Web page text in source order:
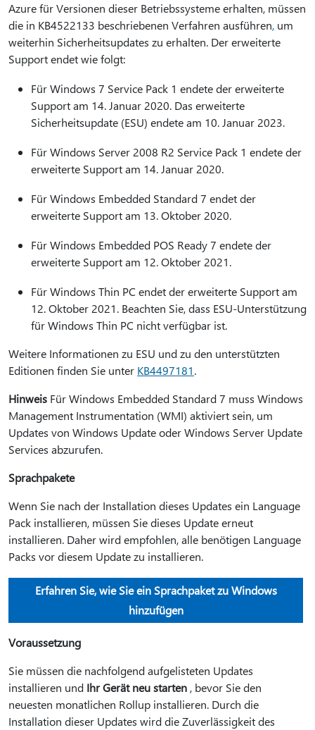
Azure für Versionen dieser Betriebssysteme erhalten, müssen
die in KB4522133 beschriebenen Verfahren ausführen, um
weiterhin Sicherheitsupdates zu erhalten. Der erweiterte
Support endet wie folgt:
Für Windows 7 Service Pack 1 endete der erweiterte
Support am 14. Januar 2020. Das erweiterte
Sicherheitsupdate (ESU) endete am 10. Januar 2023.
Für Windows Server 2008 R2 Service Pack 1 endete der
erweiterte Support am 14. Januar 2020.
Für Windows Embedded Standard 7 endet der
erweiterte Support am 13. Oktober 2020.
Für Windows Embedded POS Ready 7 endete der
erweiterte Support am 12. Oktober 2021.
Für Windows Thin PC endet der erweiterte Support am
12. Oktober 2021. Beachten Sie, dass ESU-Unterstützung
für Windows Thin PC nicht verfügbar ist.
Weitere Informationen zu ESU und zu den unterstützten
Editionen finden Sie unter KB4497181.
Hinweis Für Windows Embedded Standard 7 muss Windows
Management Instrumentation (WMI) aktiviert sein, um
Updates von Windows Update oder Windows Server Update
Services abzurufen.
Sprachpakete
Wenn Sie nach der Installation dieses Updates ein Language
Pack installieren, müssen Sie dieses Update erneut
installieren. Daher wird empfohlen, alle benötigen Language
Packs vor diesem Update zu installieren.
Erfahren Sie, wie Sie ein Sprachpaket zu Windows
hinzufügen
Voraussetzung
Sie müssen die nachfolgend aufgelisteten Updates
installieren und Ihr Gerät neu starten , bevor Sie den
neuesten monatlichen Rollup installieren. Durch die
Installation dieser Updates wird die Zuverlässigkeit des